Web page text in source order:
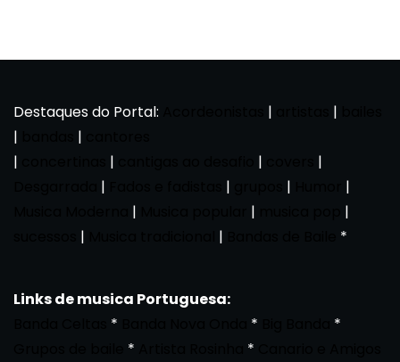
Destaques do Portal: | |
|
|
|
| |
|
| | |
|
| |
|
| | *
Links de musica Portuguesa:
* *
*
* *